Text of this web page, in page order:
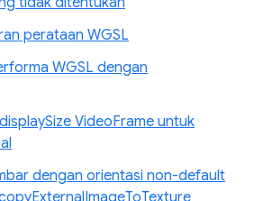
perataan WGSL
WGSL dengan
VideoFrame untuk
dengan orientasi non-default